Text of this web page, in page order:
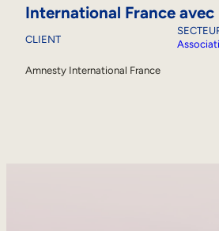
International France avec
CLIENT
Amnesty International France